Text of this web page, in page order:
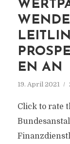
EN AN
19. April 2021
Click to rate